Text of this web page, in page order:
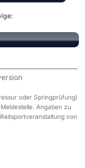
oder Springprüfung)
Angaben zu
von